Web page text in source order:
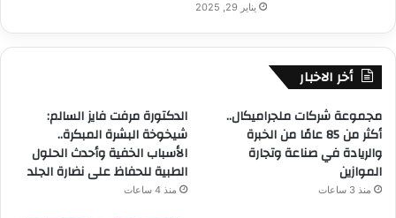
يناير 29, 2025
أخر الاخبار
مجموعة شركات ملجراميكال..
أكثر من 85 عامًا من الخبرة
والريادة في صناعة وتجارة
الموازين
منذ 3 ساعات
الدكتورة مرفت فايز السالم:
شيخوخة البشرة المبكرة..
الأسباب الخفية وأحدث الحلول
الطبية للحفاظ على نضارة الجلد
منذ 4 ساعات